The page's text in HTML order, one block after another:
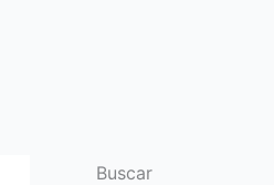
Buscar